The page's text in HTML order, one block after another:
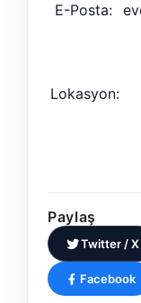
E-Posta:
Lokasyon:
Paylaş
Twitter / X
Facebook